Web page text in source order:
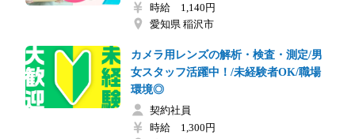
時給 1,140円
愛知県 稲沢市
カメラ用レンズの解析・検査・測定/男
女スタッフ活躍中！/未経験者OK/職場
環境◎
契約社員
時給 1,300円